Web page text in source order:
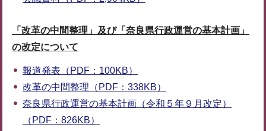
「改革の中間整理」及び「奈良県行政運営の基本計画」
の改定について
報道発表（PDF：100KB）
改革の中間整理（PDF：338KB）
奈良県行政運営の基本計画（令和５年９月改定）
（PDF：826KB）